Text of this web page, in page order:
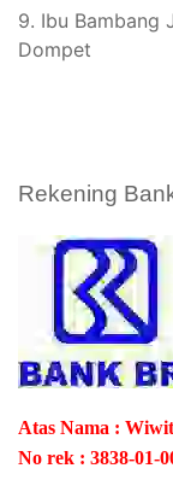
9. Ibu Bambang
Dompet
Rekening
Atas Nama :
No rek : 3838-01-